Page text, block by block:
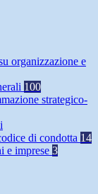
organizzazione e
100
strategico-
di condotta 14
e imprese 3